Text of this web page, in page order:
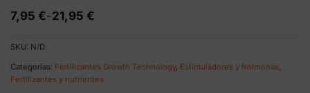
7,95 €-21,95 €
Rango
de
desde
7,95 €
hasta
21,95 €
SKU: N/D
Categorías: Fertilizantes Growth Technology, Estimuladores y hormonas,
Fertilizantes y nutrientes